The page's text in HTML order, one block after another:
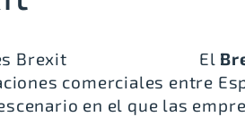
El
comerciales entre
en el que las